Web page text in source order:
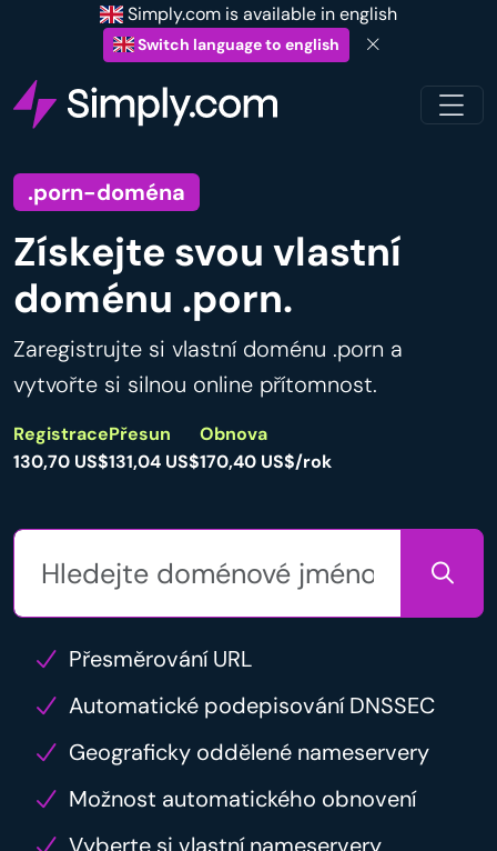
Simply.com is available in english
Switch language to english
.porn-doména
Získejte svou vlastní
doménu .porn.
Zaregistrujte si vlastní doménu .porn a
vytvořte si silnou online přítomnost.
Registrace
130,70 US$
Přesun
131,04 US$
Obnova
170,40 US$/rok
Přesměrování URL
Automatické podepisování DNSSEC
Geograficky oddělené nameservery
Možnost automatického obnovení